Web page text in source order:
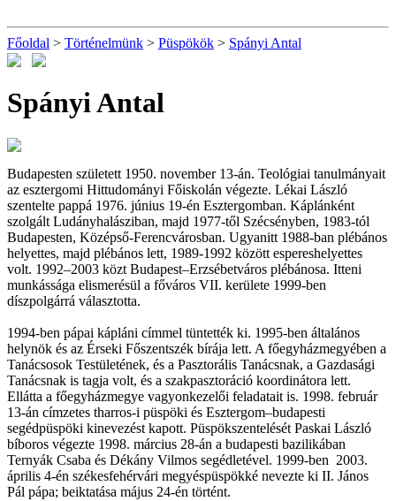
Főoldal > Történelmünk > Püspökök > Spányi Antal
Spányi Antal
Budapesten született 1950. november 13-án. Teológiai tanulmányait
az esztergomi Hittudományi Főiskolán végezte. Lékai László
szentelte pappá 1976. június 19-én Esztergomban. Káplánként
szolgált Ludányhalásziban, majd 1977-től Szécsényben, 1983-tól
Budapesten, Középső-Ferencvárosban. Ugyanitt 1988-ban plébános
helyettes, majd plébános lett, 1989-1992 között espereshelyettes
volt. 1992–2003 közt Budapest–Erzsébetváros plébánosa. Itteni
munkássága elismerésül a főváros VII. kerülete 1999-ben
díszpolgárrá választotta.
1994-ben pápai kápláni címmel tüntették ki. 1995-ben általános
helynök és az Érseki Főszentszék bírája lett. A főegyházmegyében a
Tanácsosok Testületének, és a Pasztorális Tanácsnak, a Gazdasági
Tanácsnak is tagja volt, és a szakpasztoráció koordinátora lett.
Ellátta a főegyházmegye vagyonkezelői feladatait is. 1998. február
13-án címzetes tharros-i püspöki és Esztergom–budapesti
segédpüspöki kinevezést kapott. Püspökszentelését Paskai László
bíboros végezte 1998. március 28-án a budapesti bazilikában
Ternyák Csaba és Dékány Vilmos segédletével. 1999-ben 2003.
április 4-én székesfehérvári megyéspüspökké nevezte ki II. János
Pál pápa; beiktatása május 24-én történt.